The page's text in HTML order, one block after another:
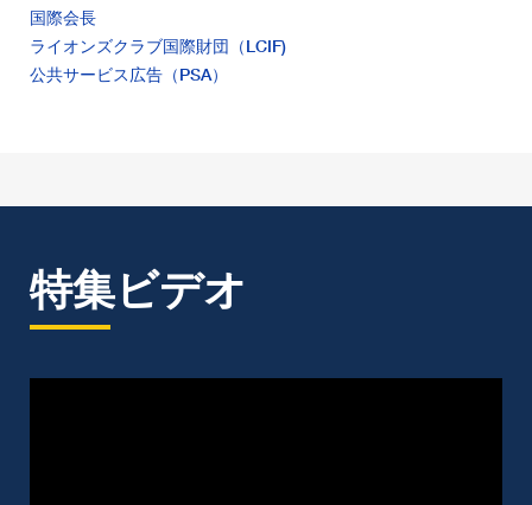
国際会長
ライオンズクラブ国際財団（LCIF)
公共サービス広告（PSA）
特集ビデオ